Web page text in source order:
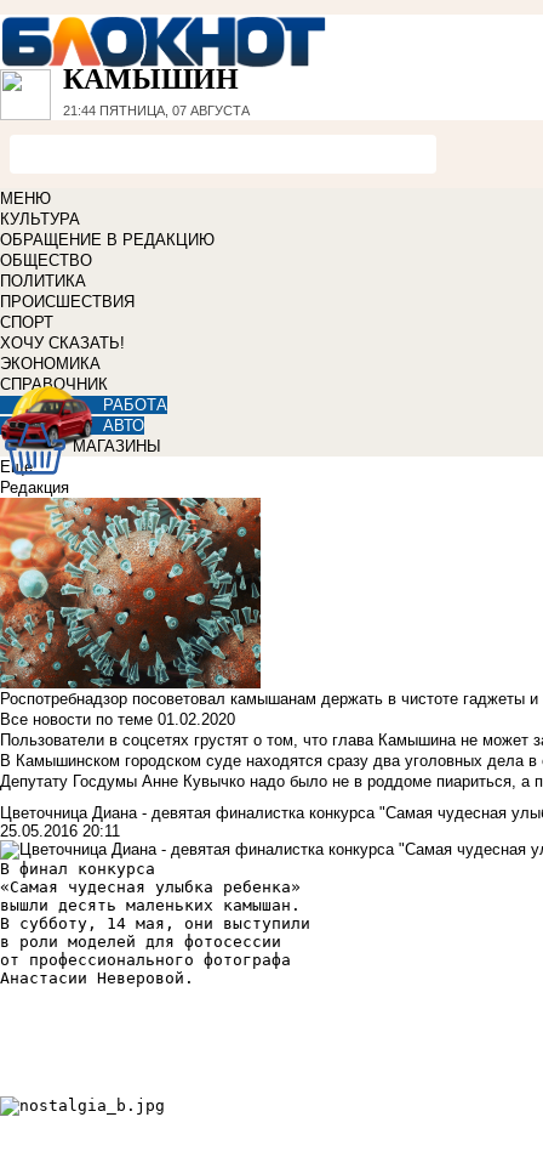
КАМЫШИН
21:44 ПЯТНИЦА, 07 АВГУСТА
МЕНЮ
КУЛЬТУРА
ОБРАЩЕНИЕ В РЕДАКЦИЮ
ОБЩЕСТВО
ПОЛИТИКА
ПРОИСШЕСТВИЯ
СПОРТ
ХОЧУ СКАЗАТЬ!
ЭКОНОМИКА
СПРАВОЧНИК
РАБОТА
АВТО
МАГАЗИНЫ
Еще
Редакция
Роспотребнадзор посоветовал камышанам держать в чистоте гаджеты
Все новости по теме 01.02.2020
Пользователи в соцсетях грустят о том, что глава Камышина не может
В Камышинском городском суде находятся сразу два уголовных дела
Депутату Госдумы Анне Кувычко надо было не в роддоме пиариться, а
Цветочница Диана - девятая финалистка конкурса "Самая чудесная
25.05.2016 20:11
В финал конкурса
«Самая чудесная улыбка ребенка»
вышли десять маленьких камышан.
В субботу, 14 мая, они выступили
в роли моделей для фотосессии
от профессионального фотографа
Анастасии Неверовой.